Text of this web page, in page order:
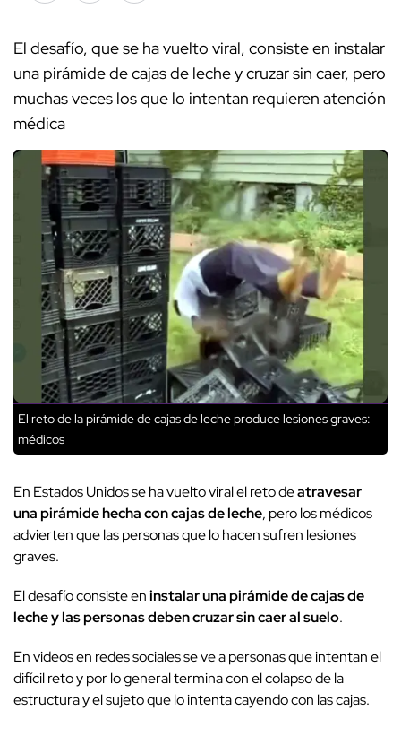
El desafío, que se ha vuelto viral, consiste en instalar
una pirámide de cajas de leche y cruzar sin caer, pero
muchas veces los que lo intentan requieren atención
médica
El reto de la pirámide de cajas de leche produce lesiones graves:
médicos
En Estados Unidos se ha vuelto viral el reto deatravesar
una pirámide hecha con cajas de leche, pero los médicos
advierten que las personas que lo hacen sufren lesiones
graves.
El desafío consiste eninstalar una pirámide de cajas de
leche y las personas deben cruzar sin caer al suelo.
En videos en redes sociales se ve a personas que intentan el
difícil reto y por lo general termina con el colapso de la
estructura y el sujeto que lo intenta cayendo con las cajas.